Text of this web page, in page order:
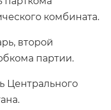
комбината.
второй
партии.
Центрального